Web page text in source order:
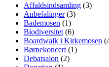
Affaldsindsamling (3)
Anbefalinger(3)
Bademosen (1)
Biodiversitet (6)
Boardwalk i Kirkemosen
Børnekoncert (1)
Debatsalon (2)